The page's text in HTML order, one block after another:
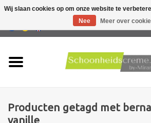
Producten
Producten getagd met
vanille
Wij slaan cookies op om onze website te
Nee
Meer over